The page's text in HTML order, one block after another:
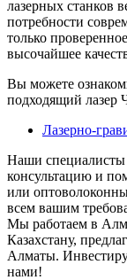
лазерных станков
потребности
только
высочайшее
Вы можете
подходящий лазер
Лазерно-
Наши специалисты
консультацию и
или
всем вашим
Мы работаем в
Казахстану,
Алматы.
нами!